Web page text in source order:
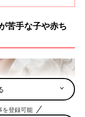
人気アイテムばかり
苦手な子や赤ち
を登録可能